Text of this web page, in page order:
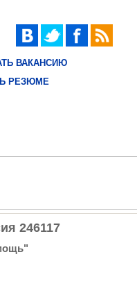
ВАКАНСИЮ
РЕЗЮМЕ
246117